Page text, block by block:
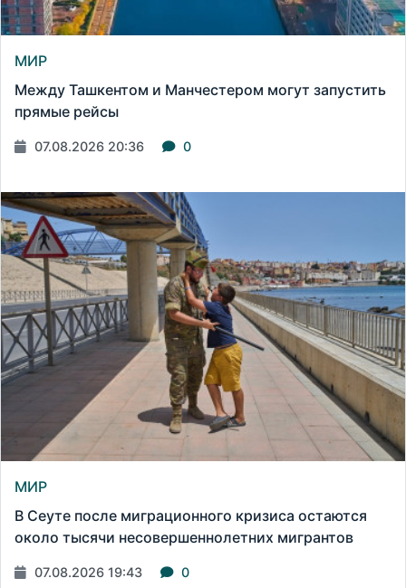
МИР
Между Ташкентом и Манчестером могут запустить
прямые рейсы
07.08.2026 20:36 0
МИР
В Сеуте после миграционного кризиса остаются
около тысячи несовершеннолетних мигрантов
07.08.2026 19:43 0